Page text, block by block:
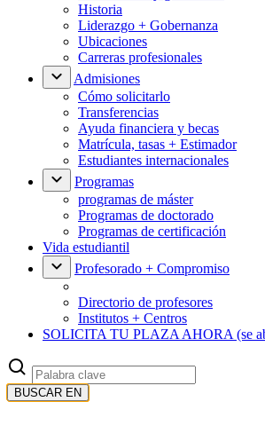
Historia
Liderazgo + Gobernanza
Ubicaciones
Carreras profesionales
Admisiones
Cómo solicitarlo
Transferencias
Ayuda financiera y becas
Matrícula, tasas + Estimador
Estudiantes internacionales
Programas
programas de máster
Programas de doctorado
Programas de certificación
Vida estudiantil
Profesorado + Compromiso
Directorio de profesores
Institutos + Centros
SOLICITA TU PLAZA AHORA (se
BUSCAR EN